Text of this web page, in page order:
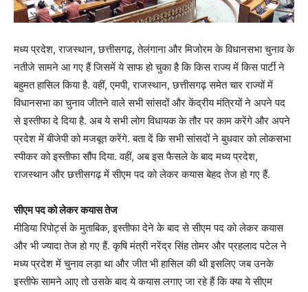
मध्य प्रदेश, राजस्थान, छत्तीसगढ़, तेलंगाना और मिजोरम के विधानसभा चुनाव के
नतीजे सामने आ गए हैं जिसमें ये साफ हो चुका है कि किस राज्य में किस पार्टी ने
बहुमत हासिल किया है. वहीं, एमपी, राजस्थान, छत्तीसगढ़ समेत चार राज्यों में
विधानसभा का चुनाव जीतने वाले सभी सांसदों और केंद्रीय मंत्रियों ने अपने पद
से इस्तीफा दे दिया है. अब ये सभी लोग विधायक के तौर पर काम करेंगे और अपने
प्रदेश में बीजेपी को मजबूत करेंगे. बता दें कि सभी सांसदों ने बुधवार को लोकसभा
स्पीकर को इस्तीफा सौंप दिया. वहीं, अब इस फैसले के बाद मध्य प्रदेश,
राजस्थान और छत्तीसगढ़ में सीएम पद को लेकर कयास बेहद तेज हो गए हैं.
सीएम पद‌ को लेकर कयास तेज
मीडिया रिपोर्ट्स के मुताबिक, इस्तीफा देने के बाद से सीएम पद को लेकर कयास
और भी ज्यादा तेज हो गए हैं. कृषि मंत्री नरेंद्र सिंह तोमर और प्रहलाद पटेल ने
मध्य प्रदेश में चुनाव लड़ा था और जीत भी हासिल की थी इसलिए जब उनके
इस्तीफे सामने आए तो उसके बाद ये कयास लगाए जा रहे हैं कि क्या ये सीएम